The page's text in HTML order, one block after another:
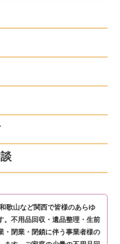
歌山など関西で皆様のあらゆ
。不用品回収・遺品整理・生前
・閉業・閉鎖に伴う事業者様の